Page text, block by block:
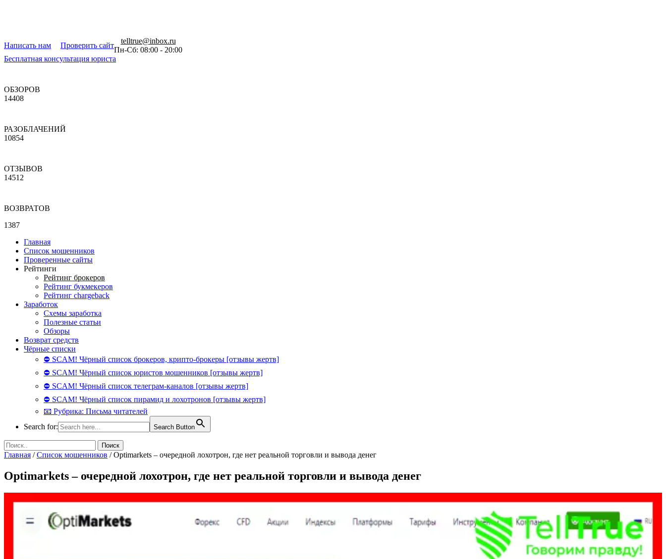
Написать нам Проверить сайт
telltrue@inbox.ru
Пн-Сб: 08:00 - 20:00
Бесплатная консультация юриста
ОБЗОРОВ
14408
РАЗОБЛАЧЕНИЙ
10854
ОТЗЫВОВ
14512
ВОЗВРАТОВ
1387
Главная
Список мошенников
Проверенные сайты
Рейтинги
Рейтинг брокеров
Рейтинг букмекеров
Рейтинг chargeback
Заработок
Схемы заработка
Полезные статьи
Обзоры
Возврат средств
Чёрные списки
⛔ SCAM! Чёрный список брокеров, крипто-брокеры [отзывы жертв]
⛔ SCAM! Чёрный список юристов мошенников [отзывы жертв]
⛔ SCAM! Чёрный список телеграм-каналов [отзывы жертв]
⛔ SCAM! Чёрный список пирамид и лохотронов [отзывы жертв]
📧 Рубрика: Письма читателей
Search for:
Search Button
Главная /Список мошенников /Optimarkets – очередной лохотрон, где нет реальной торговли и вывода денег
Optimarkets – очередной лохотрон, где нет реальной торговли и вывода денег